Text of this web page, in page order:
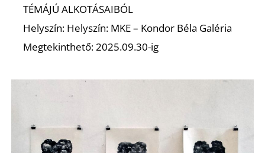
TÉMÁJÚ ALKOTÁSAIBÓL
Helyszín: Helyszín: MKE – Kondor Béla Galéria
Megtekinthető: 2025.09.30-ig